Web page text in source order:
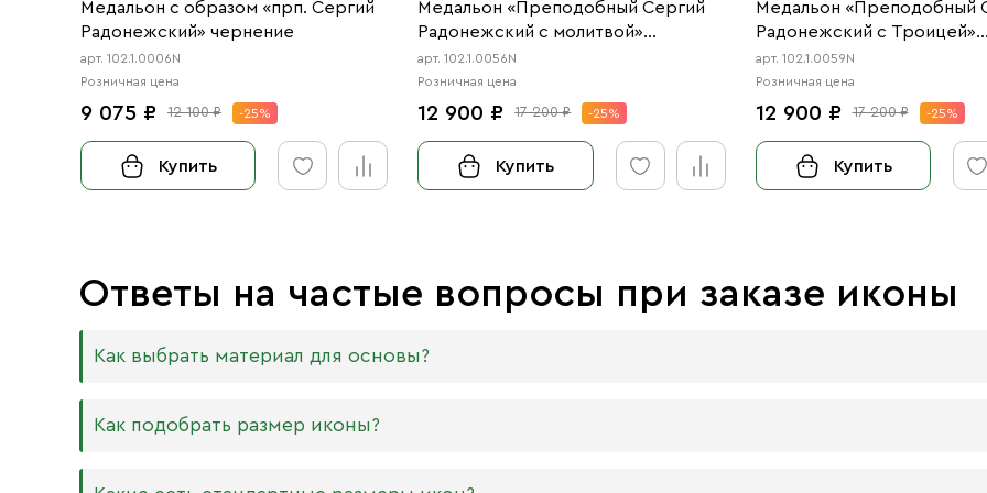
Медальон с образом «прп. Сергий
Радонежский» чернение
арт. 102.1.0006N
Розничная цена
9 075 ₽ 12 100 ₽ -25%
Купить
Медальон «Преподобный Сергий
Радонежский с молитвой»
чернение
арт. 102.1.0056N
Розничная цена
12 900 ₽ 17 200 ₽ -25%
Купить
Медальон «Преподобный
Радонежский с Троицей»
чернение
арт. 102.1.0059N
Розничная цена
12 900 ₽ 17 200 ₽ -25%
Купить
Ответы на частые вопросы при заказе иконы
Как выбрать материал для основы?
Мы изготавливаем иконы на трёх разных видах досок:
МДФ. Ламинированная древесно-стружечная плита — более бюджетный материал, чуть
Как подобрать размер иконы?